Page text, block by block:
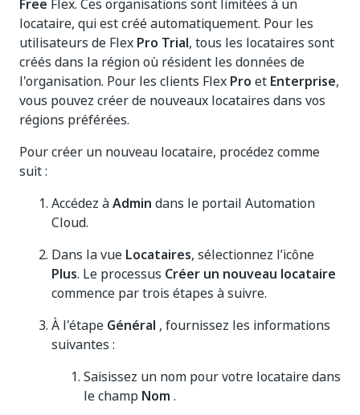
Free Flex. Ces organisations sont limitées à un
locataire, qui est créé automatiquement. Pour les
utilisateurs de Flex Pro Trial, tous les locataires sont
créés dans la région où résident les données de
l'organisation. Pour les clients Flex Pro et Enterprise,
vous pouvez créer de nouveaux locataires dans vos
régions préférées.
Pour créer un nouveau locataire, procédez comme
suit :
Accédez àAdmin dans le portail Automation
Cloud.
Dans la vue Locataires, sélectionnez l’icône
Plus. Le processus Créer un nouveau locataire
commence par trois étapes à suivre.
À l'étape Général , fournissez les informations
suivantes :
Saisissez un nom pour votre locataire dans
le champ Nom .